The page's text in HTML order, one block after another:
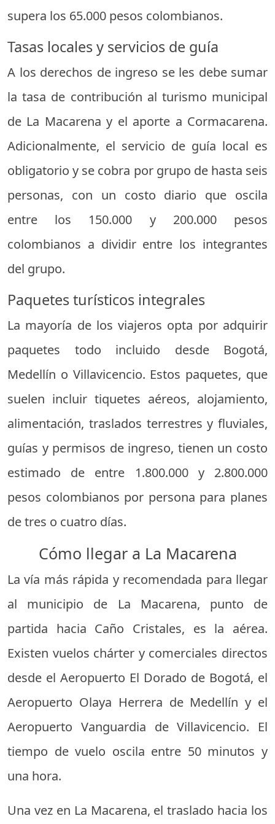
supera los 65.000 pesos colombianos.
Tasas locales y servicios de guía
A los derechos de ingreso se les debe sumar
la tasa de contribución al turismo municipal
de La Macarena y el aporte a Cormacarena.
Adicionalmente, el servicio de guía local es
obligatorio y se cobra por grupo de hasta seis
personas, con un costo diario que oscila
entre los 150.000 y 200.000 pesos
colombianos a dividir entre los integrantes
del grupo.
Paquetes turísticos integrales
La mayoría de los viajeros opta por adquirir
paquetes todo incluido desde Bogotá,
Medellín o Villavicencio. Estos paquetes, que
suelen incluir tiquetes aéreos, alojamiento,
alimentación, traslados terrestres y fluviales,
guías y permisos de ingreso, tienen un costo
estimado de entre 1.800.000 y 2.800.000
pesos colombianos por persona para planes
de tres o cuatro días.
Cómo llegar a La Macarena
La vía más rápida y recomendada para llegar
al municipio de La Macarena, punto de
partida hacia Caño Cristales, es la aérea.
Existen vuelos chárter y comerciales directos
desde el Aeropuerto El Dorado de Bogotá, el
Aeropuerto Olaya Herrera de Medellín y el
Aeropuerto Vanguardia de Villavicencio. El
tiempo de vuelo oscila entre 50 minutos y
una hora.
Una vez en La Macarena, el traslado hacia los